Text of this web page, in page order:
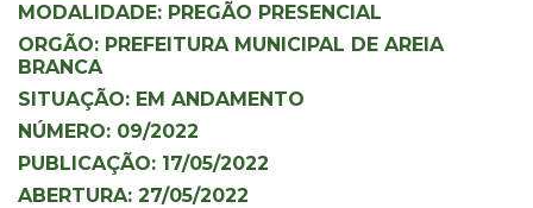
MODALIDADE: PREGÃO PRESENCIAL
ORGÃO: PREFEITURA MUNICIPAL DE AREIA
BRANCA
SITUAÇÃO: EM ANDAMENTO
NÚMERO: 09/2022
PUBLICAÇÃO: 17/05/2022
ABERTURA: 27/05/2022